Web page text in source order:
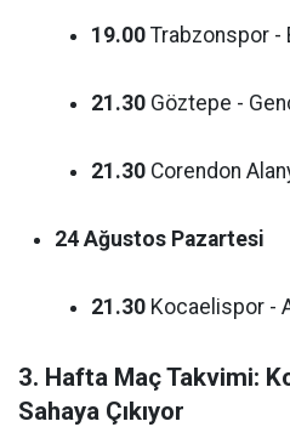
19.00 Trabzonspor -
21.30 Göztepe -
21.30 Corendon
24 Ağustos Pazartesi
21.30 Kocaelispor -
3. Hafta Maç Takvimi:
Sahaya Çıkıyor